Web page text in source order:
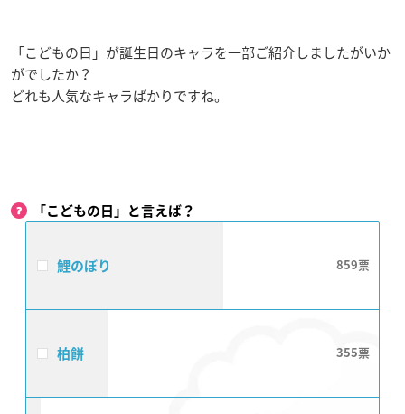
「こどもの日」が誕生日のキャラを一部ご紹介しましたがいか
がでしたか？
どれも人気なキャラばかりですね。
「こどもの日」と言えば？
鯉のぼり 859
柏餅 355